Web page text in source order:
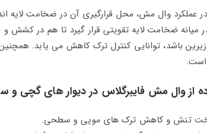
عملکرد وال‌ مش، محل قرارگیری آن در ضخامت لایه
میانه ضخامت لایه تقویتی قرار گیرد تا هم در
زیرین باشد، توانایی کنترل ترک کاهش می‌ یابد.
است.
از وال مش فایبرگلاس در دیوار های گچی و
تنش و کاهش ترک‌ های مویی و سطحی.